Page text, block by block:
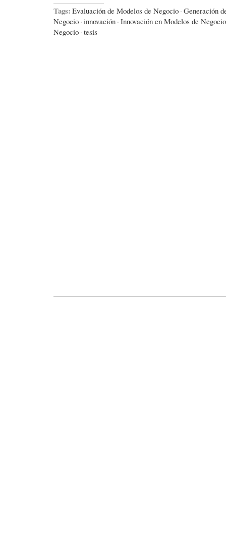
Tags: Evaluación de Modelos de Negocio · Generación
Negocio · innovación · Innovación en Modelos de Negocio
Negocio · tesis